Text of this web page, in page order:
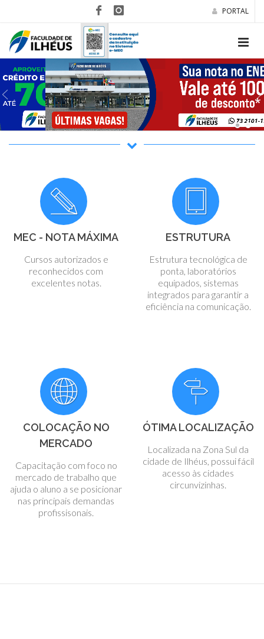
PORTAL
MEC - NOTA MÁXIMA
Cursos autorizados e
reconhecidos com
excelentes notas.
ESTRUTURA
Estrutura tecnológica de
ponta, laboratórios
equipados, sistemas
integrados para garantir a
eficiência na comunicação.
COLOCAÇÃO NO
MERCADO
Capacitação com foco no
mercado de trabalho que
ajuda o aluno a se posicionar
nas principais demandas
profissisonais.
ÓTIMA LOCALIZAÇÃO
Localizada na Zona Sul da
cidade de Ilhéus, possui fácil
acesso às cidades
circunvizinhas.